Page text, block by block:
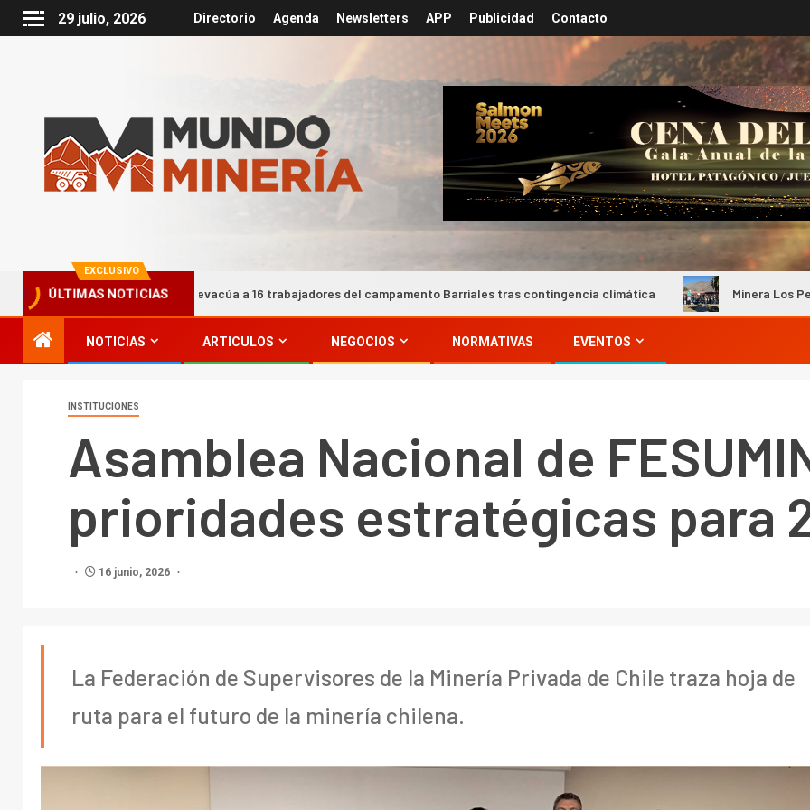
29 julio, 2026 Directorio Agenda Newsletters APP Publicidad Contacto
EXCLUSIVO
ÚLTIMAS NOTICIAS
Barrick Chile evacúa a 16 trabajadores del campamento Barriales tras contingencia climática Minera Los Pelambres
NOTICIAS ARTICULOS NEGOCIOS NORMATIVAS EVENTOS
INSTITUCIONES
Asamblea Nacional de
prioridades estratégicas para
16 junio, 2026
La Federación de Supervisores de la Minería Privada de Chile traza hoja de
ruta para el futuro de la minería chilena.